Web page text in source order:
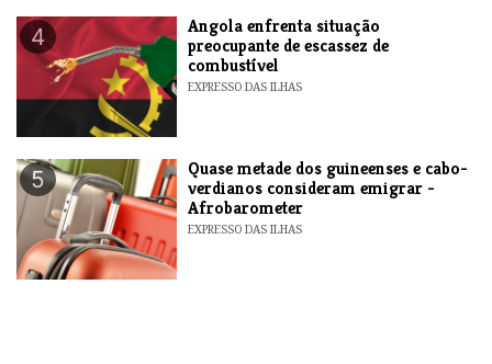
4
Angola enfrenta situação
preocupante de escassez de
combustível
EXPRESSO DAS ILHAS
5
Quase metade dos guineenses e cabo-
verdianos consideram emigrar -
Afrobarometer
EXPRESSO DAS ILHAS